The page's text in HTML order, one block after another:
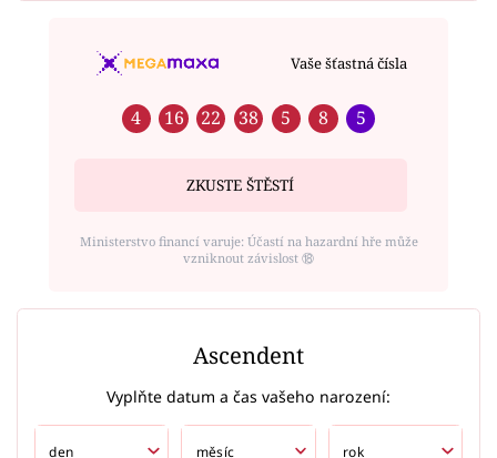
Vaše šťastná čísla
4 16 22 38 5 8 5
ZKUSTE ŠTĚSTÍ
Ministerstvo financí varuje: Účastí na hazardní hře může
vzniknout závislost ⑱
Ascendent
Vyplňte datum a čas vašeho narození: